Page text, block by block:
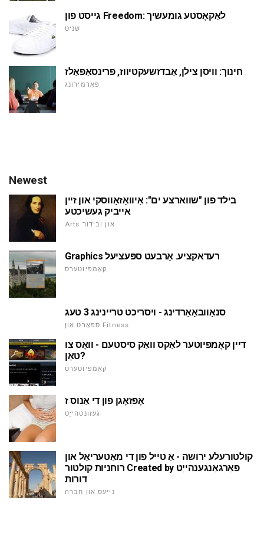
גייסט פון Freedom: לאַקאָסטע גומעשיך
שניט
חינוך: וויסן צילן, אַבדזשעקטיווז, פּרינסאַפּאַלז
פאָרמירונג
Newest
בילד פון "שווארצע ים": אַיוואַזאָווסקי און זיין
אייביק געשיכטע
Arts און ובידור
Graphics רעדאקציע. אַרבעט ספּעציעל
קאָמפּיוטערס
סנאָוובאָאַרדינג - ויסריכט טריינינג 3 טעג
ספּאָרט און Fitness
דיין קאָמפּיוטער לאַקס וואַק סיסטעם - וואָס צו
טאָן?
קאָמפּיוטערס
אָפּזאָגן פון די אַנוס ז
געזונטהייַט
קולטורעלע ירושה - אַ טייל פון די מאַטעריאַל און
רוחניות קולטור Created by פאַרגאַנגענהייַט
דורות
נייַעס און חברה